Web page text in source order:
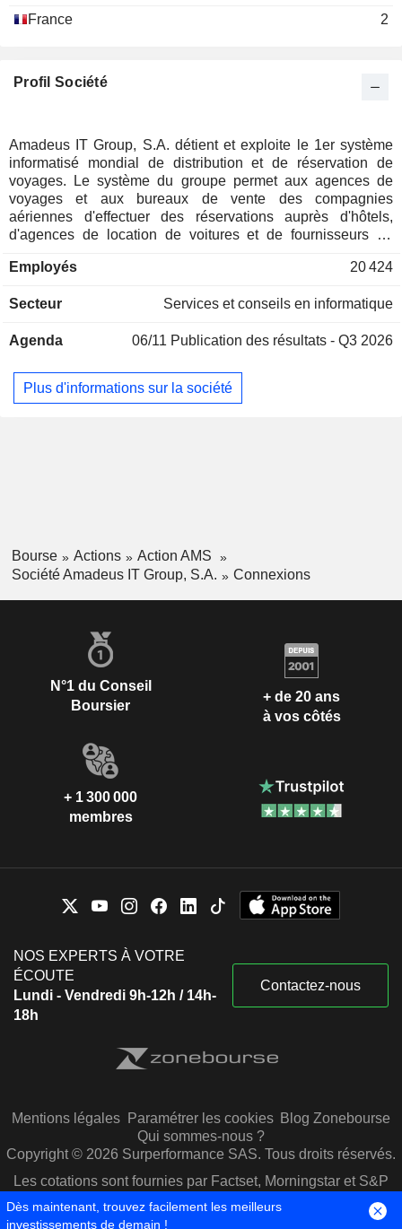
France
2
Profil Société
Amadeus IT Group, S.A. détient et exploite le 1er système
informatisé mondial de distribution et de réservation de
voyages. Le système du groupe permet aux agences de
voyages et aux bureaux de vente des compagnies
aériennes d'effectuer des réservations auprès d'hôtels,
d'agences de location de voitures et de fournisseurs de
opérateurs, compagnies de croisières). Le groupe
services informatiques et de commercialisation de logiciels
répartition géographique du CA est la suivante : Europe-
Pacifique (23,1%).
Employés 20 424
Secteur Services et conseils en informatique
Agenda 06/11 Publication des résultats - Q3 2026
Plus d'informations sur la société
Bourse Actions
Action AMS
Société Amadeus IT Group, S.A.
Connexions
N°1 du Conseil
Boursier
+ de 20 ans
à vos côtés
+ 1 300 000
membres
NOS EXPERTS À VOTRE
ÉCOUTE
Lundi - Vendredi 9h-12h / 14h-
18h
Contactez-nous
Mentions légales Paramétrer les cookies Blog Zonebourse
Qui sommes-nous ?
Copyright © 2026 Surperformance SAS. Tous droits réservés.
Les cotations sont fournies par Factset, Morningstar et S&P
Capital IQ
Dès maintenant, trouvez facilement les meilleurs
investissements de demain !